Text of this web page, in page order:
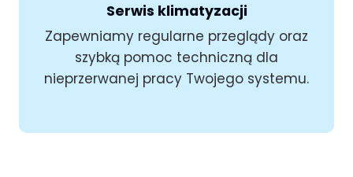
Serwis klimatyzacji
Zapewniamy regularne przeglądy oraz
szybką pomoc techniczną dla
nieprzerwanej pracy Twojego systemu.